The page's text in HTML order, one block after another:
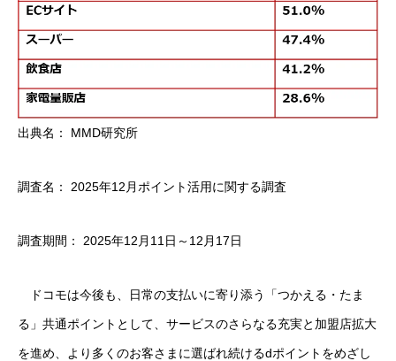
出典名： MMD研究所
調査名： 2025年12月ポイント活用に関する調査
調査期間： 2025年12月11日～12月17日
ドコモは今後も、日常の支払いに寄り添う「つかえる・たま
る」共通ポイントとして、サービスのさらなる充実と加盟店拡大
を進め、より多くのお客さまに選ばれ続けるdポイントをめざし